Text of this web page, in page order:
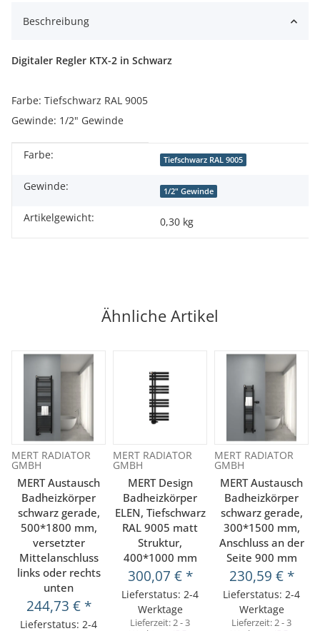
Beschreibung
Digitaler Regler KTX-2 in Schwarz
Farbe: Tiefschwarz RAL 9005
Gewinde: 1/2" Gewinde
Produkteigenschaft
Wert
Farbe: Tiefschwarz RAL 9005
Gewinde: 1/2" Gewinde
Artikelgewicht: 0,30 kg
Ähnliche Artikel
MERT RADIATOR
GMBH
MERT Austausch
Badheizkörper
schwarz gerade,
500*1800 mm,
versetzter
Mittelanschluss
links oder rechts
unten
244,73 € *
Lieferstatus: 2-4
MERT RADIATOR
GMBH
MERT Design
Badheizkörper
ELEN, Tiefschwarz
RAL 9005 matt
Struktur,
400*1000 mm
300,07 € *
Lieferstatus: 2-4
Werktage
Lieferzeit:2 - 3
MERT RADIATOR
GMBH
MERT Austausch
Badheizkörper
schwarz gerade,
300*1500 mm,
Anschluss an der
Seite 900 mm
230,59 € *
Lieferstatus: 2-4
Werktage
Lieferzeit:2 - 3